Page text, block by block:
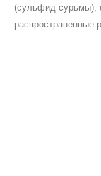
(сульфид сурьмы),
распространенные